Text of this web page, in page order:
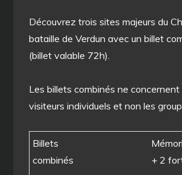
Découvrez trois sites majeurs du
bataille de Verdun avec un billet
(billet valable 72h).
Les billets combinés ne concernent
visiteurs individuels et non les
Billets
combinés
+ 2